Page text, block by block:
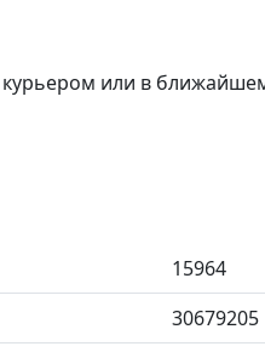
курьером или в
15964
30679205